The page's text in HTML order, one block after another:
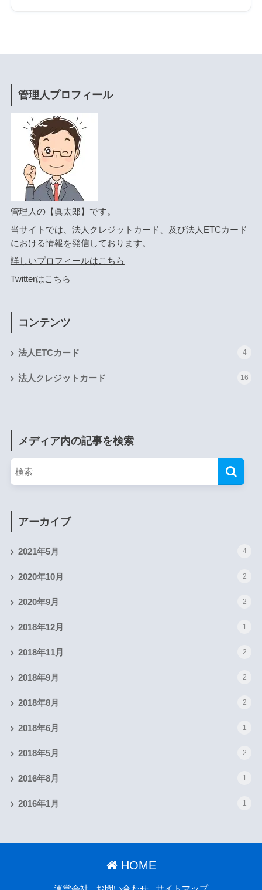
管理人プロフィール
管理人の【眞太郎】です。
当サイトでは、法人クレジットカード、及び法人ETCカード
における情報を発信しております。
詳しいプロフィールはこちら
Twitterはこちら
コンテンツ
法人ETCカード 4
法人クレジットカード 16
メディア内の記事を検索
アーカイブ
2021年5月 4
2020年10月 2
2020年9月 2
2018年12月 1
2018年11月 2
2018年9月 2
2018年8月 2
2018年6月 1
2018年5月 2
2016年8月 1
2016年1月 1
HOME